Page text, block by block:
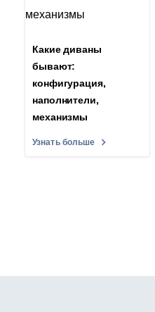
Какие диваны
бывают:
конфигурация,
наполнители,
механизмы
Узнать больше